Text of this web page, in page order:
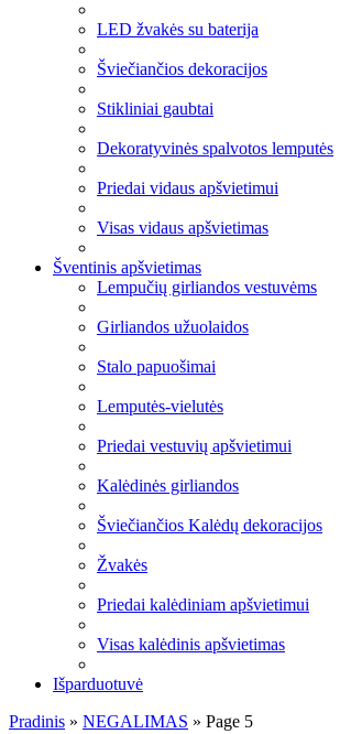
LED žvakės su baterija
Šviečiančios dekoracijos
Stikliniai gaubtai
Dekoratyvinės spalvotos lemputės
Priedai vidaus apšvietimui
Visas vidaus apšvietimas
Šventinis apšvietimas
Lempučių girliandos vestuvėms
Girliandos užuolaidos
Stalo papuošimai
Lemputės-vielutės
Priedai vestuvių apšvietimui
Kalėdinės girliandos
Šviečiančios Kalėdų dekoracijos
Žvakės
Priedai kalėdiniam apšvietimui
Visas kalėdinis apšvietimas
Išparduotuvė
Pradinis » NEGALIMAS » Page 5